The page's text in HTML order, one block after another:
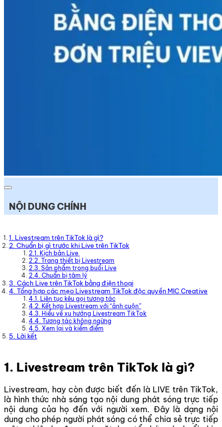
NỘI DUNG CHÍNH
1. Livestream trên TikTok là gì?
2. Chuẩn bị gì trước khi Live trên TikTok
2.1. Kịch bản Live
2.2. Trang thiết bị Livestream
2.3. Sản phẩm trong buổi Live
2.4. Chuẩn bị tâm lý
3. Cách Live trên TikTok bằng điện thoại
4. Tổng hợp các mẹo Livestream TikTok độc quyền MIC Creative
4.1. Liên tục kêu gọi tương tác
4.2. Kết hợp Livestream với “ảnh cuộn”
4.3. Hiểu về xu hướng Livestream TikTok
4.4. Tương tác không ngừng
4.5. Xem lại và kiểm điểm
5. Lời kết
1. Livestream trên TikTok là gì?
Livestream, hay còn được biết đến là LIVE trên TikTok,
là hình thức nhà sáng tạo nội dung phát sóng trực tiếp
nội dung của họ đến với người xem. Đây là dạng nội
dung cho phép người phát sóng có thể chia sẻ trực tiếp